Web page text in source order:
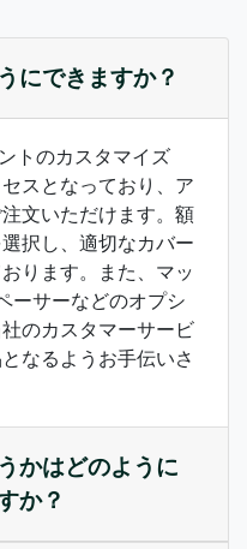
にできますか？
トのカスタマイズ
スとなっており、ア
文いただけます。額
択し、適切なカバー
ります。また、マッ
ーサーなどのオプシ
のカスタマーサービ
なるようお手伝いさ
かはどのように
か？